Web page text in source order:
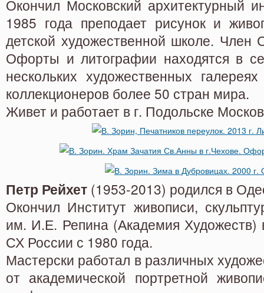
Окончил Московский архитектурный
1985 года преподает рисунок и
детской художественной школе. Член
Офорты и литографии находятся в
нескольких художественных
коллекционеров более 50 стран мира.
Живет и работает в г. Подольске
Петр Рейхет (1953-2013) родился в
Окончил Институт живописи,
им. И.Е. Репина (Академия Художеств)
СХ России с 1980 года.
Мастерски работал в различных
от академической портретной